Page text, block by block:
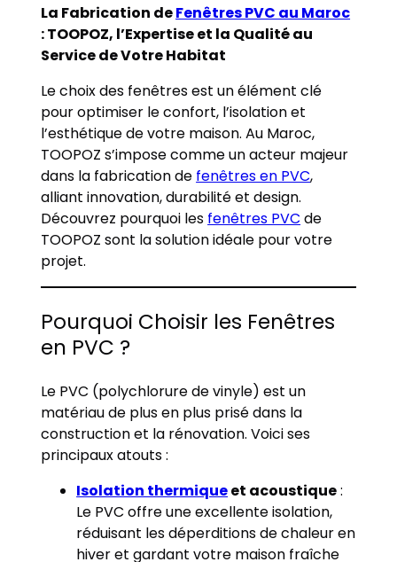
La Fabrication deFenêtres PVC au Maroc
: TOOPOZ, l’Expertise et la Qualité au
Service de Votre Habitat
Le choix des fenêtres est un élément clé
pour optimiser le confort, l’isolation et
l’esthétique de votre maison. Au Maroc,
TOOPOZ s’impose comme un acteur majeur
dans la fabrication de fenêtres en PVC,
alliant innovation, durabilité et design.
Découvrez pourquoi les fenêtres PVC de
TOOPOZ sont la solution idéale pour votre
projet.
Pourquoi Choisir les Fenêtres
en PVC ?
Le PVC (polychlorure de vinyle) est un
matériau de plus en plus prisé dans la
construction et la rénovation. Voici ses
principaux atouts :
Isolation thermiqueet acoustique:
Le PVC offre une excellente isolation,
réduisant les déperditions de chaleur en
hiver et gardant votre maison fraîche